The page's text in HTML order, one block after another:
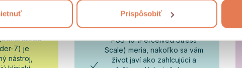
Prispôsobiť
7) je
nástroj,
PSS-10 (Perceived Stress
Scale) meria, nakoľko sa vám
život javí ako zahlcujúci a